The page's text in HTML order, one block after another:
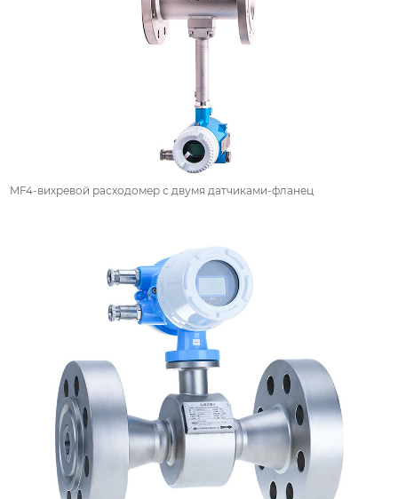
MF4-вихревой расходомер с двумя датчиками-фланец